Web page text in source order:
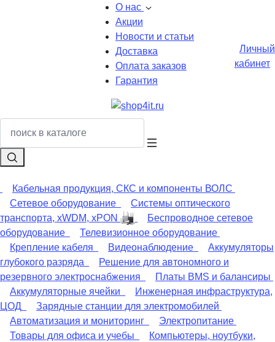
О нас
Акции
Новости и статьи
Доставка
Оплата заказов
Гарантия
Личный
кабинет
Кабельная продукция, СКС и компоненты ВОЛС
Сетевое оборудование
Системы оптического
транспорта, xWDM, xPON
Беспроводное сетевое
оборудование
Телевизионное оборудование
Крепление кабеля
Видеонаблюдение
Аккумуляторы
глубокого разряда
Решение для автономного и
резервного электроснабжения
Платы BMS и балансиры
Аккумуляторные ячейки
Инженерная инфраструктура,
ЦОД
Зарядные станции для электромобилей
Автоматизация и мониторинг
Электропитание
Товары для офиса и учебы
Компьютеры, ноутбуки,